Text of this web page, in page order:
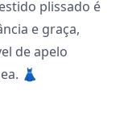
plissado é
e graça,
de apelo
👗